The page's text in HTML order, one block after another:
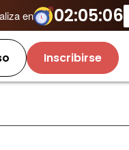
en 02:05:06
Inscribirse